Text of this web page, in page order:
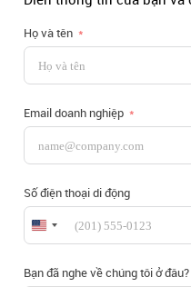
Họ và tên
Email doanh nghiệp
Số điện thoại di động
United
States
+1
Bạn đã nghe về chúng tôi ở đâu?